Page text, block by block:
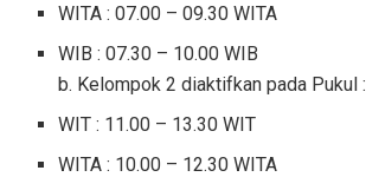
WITA : 07.00 – 09.30 WITA
WIB : 07.30 – 10.00 WIB
b. Kelompok 2 diaktifkan pada Pukul :
WIT : 11.00 – 13.30 WIT
WITA : 10.00 – 12.30 WITA